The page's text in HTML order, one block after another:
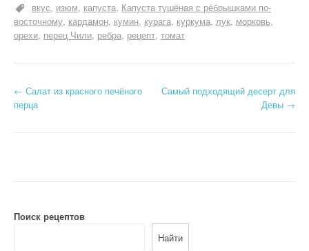
вкус изюм капуста Капуста тушёная с рёбрышками по-
восточному кардамон кумин курага куркума лук морковь
орехи перец Чили ребра рецепт томат
Н
а
← Салат из красного печёного
перца
Самый подходящий десерт для
Девы →
Поиск рецептов
Найти